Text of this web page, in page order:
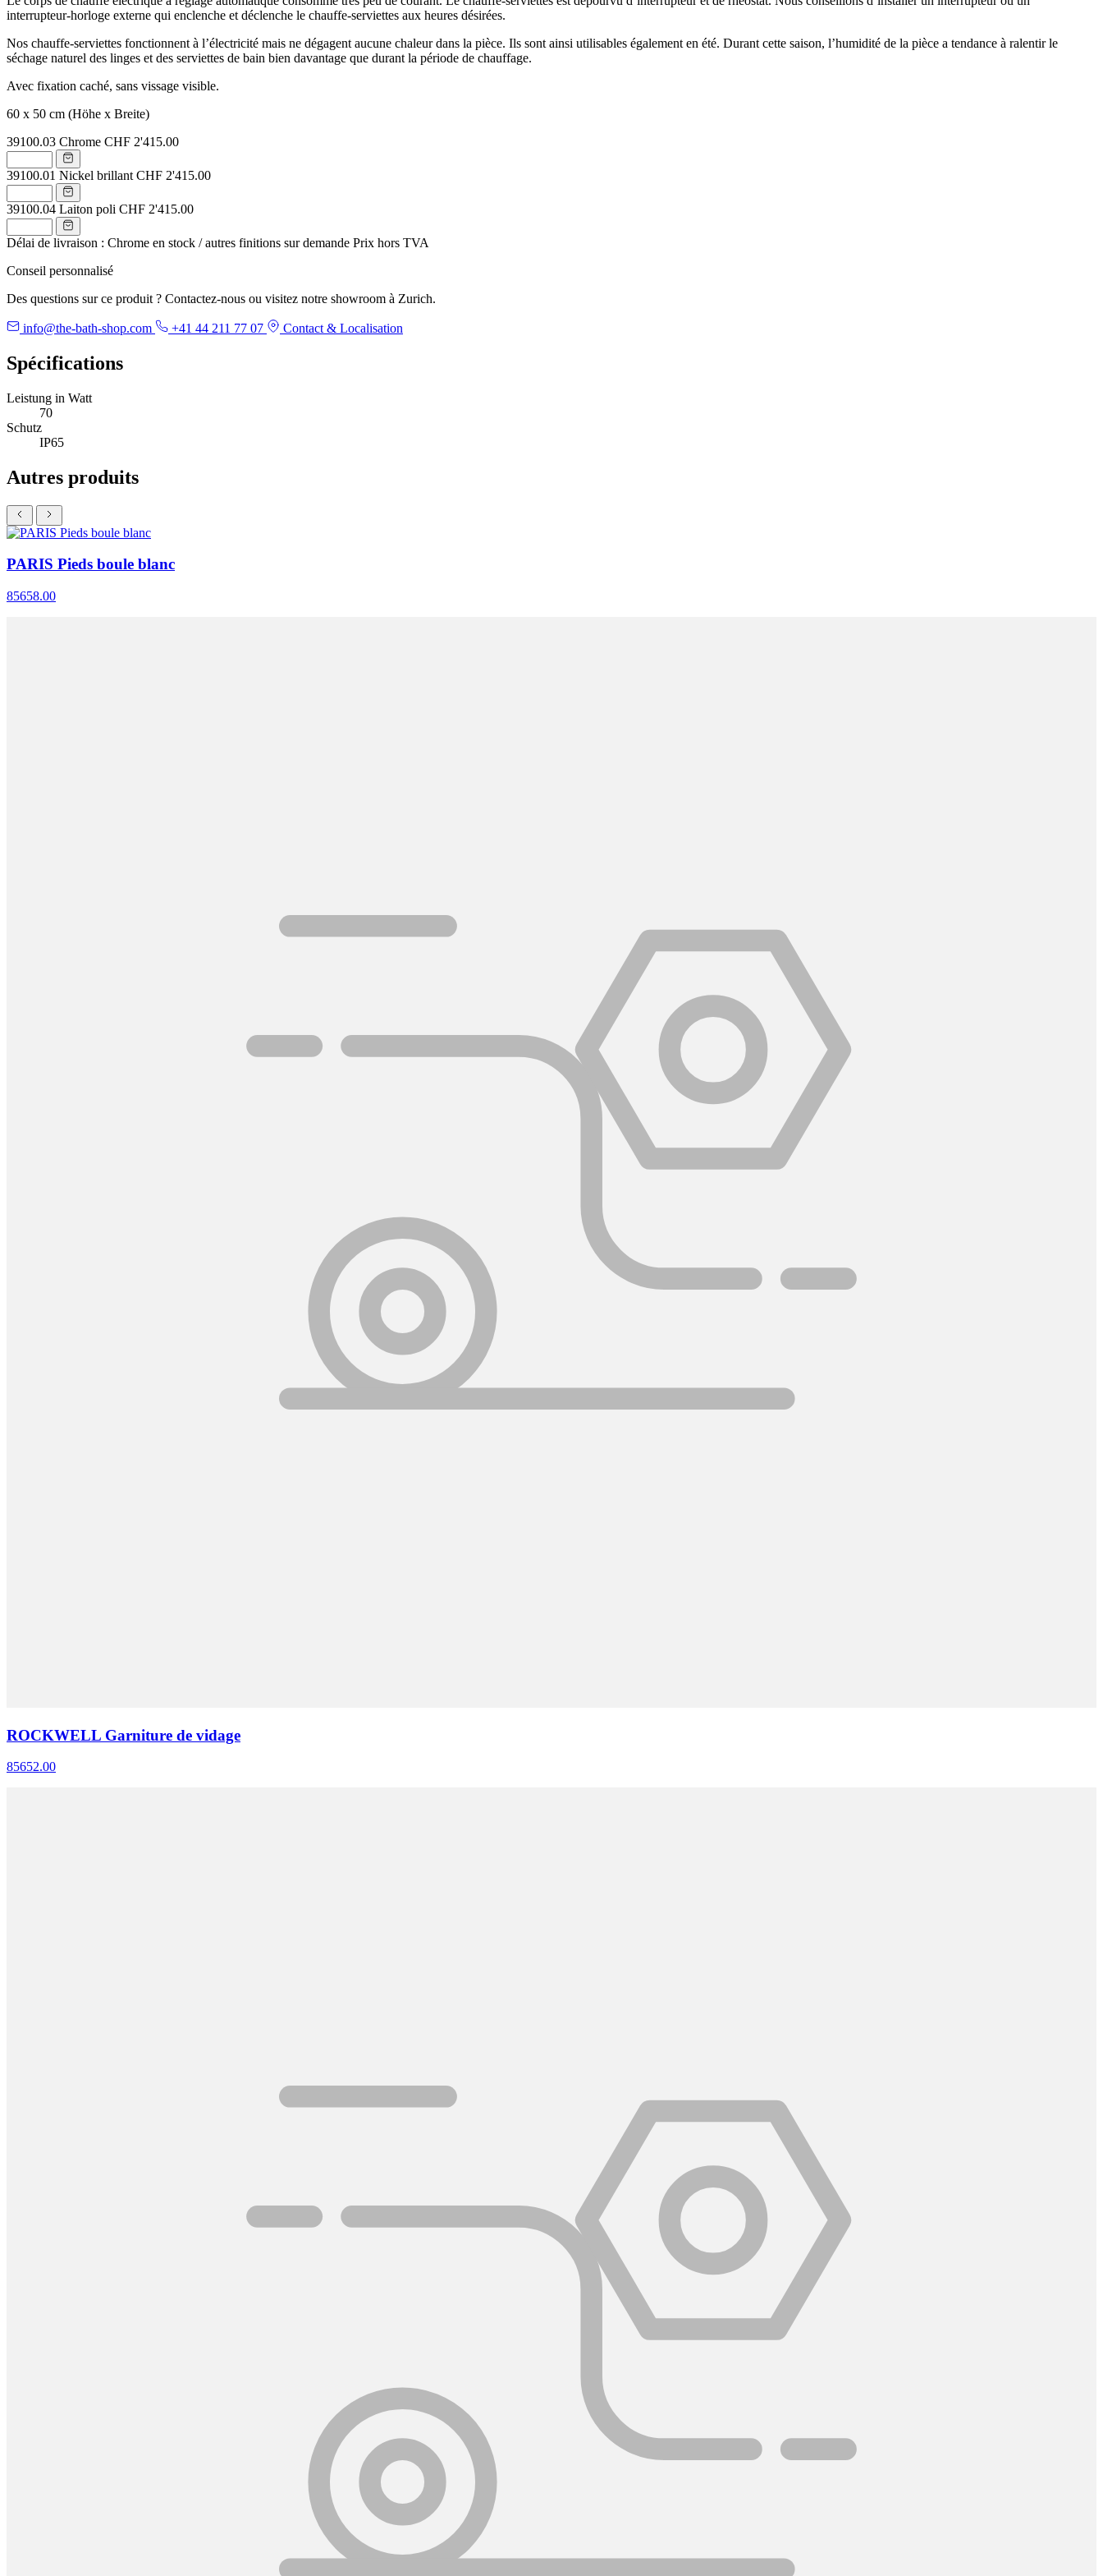
interrupteur-horloge externe qui enclenche et déclenche le chauffe-serviettes aux heures désirées.
Nos chauffe-serviettes fonctionnent à l’électricité mais ne dégagent aucune chaleur dans la pièce. Ils sont ainsi utilisables également en été. Durant cette saison, l’humidité de la pièce a tendance à ralentir le
séchage naturel des linges et des serviettes de bain bien davantage que durant la période de chauffage.
Avec fixation caché, sans vissage visible.
60 x 50 cm (Höhe x Breite)
39100.03 Chrome CHF 2'415.00
39100.01 Nickel brillant CHF 2'415.00
39100.04 Laiton poli CHF 2'415.00
Délai de livraison : Chrome en stock / autres finitions sur demande Prix hors TVA
Conseil personnalisé
Des questions sur ce produit ? Contactez-nous ou visitez notre showroom à Zurich.
info@the-bath-shop.com +41 44 211 77 07 Contact & Localisation
Spécifications
Leistung in Watt
70
Schutz
IP65
Autres produits
PARIS Pieds boule blanc
85658.00
ROCKWELL Garniture de vidage
85652.00